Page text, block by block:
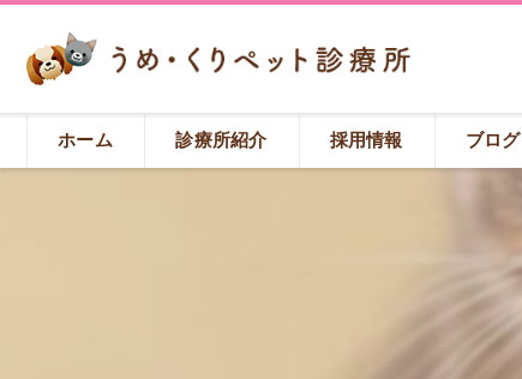
ホーム 診療所紹介 採用情報 ブログ